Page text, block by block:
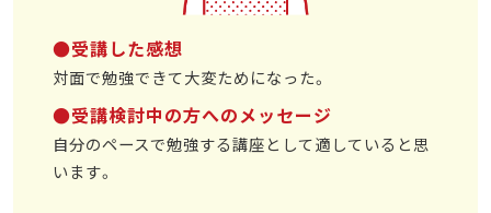
●受講した感想
対面で勉強できて大変ためになった。
●受講検討中の方へのメッセージ
自分のペースで勉強する講座として適していると思
います。